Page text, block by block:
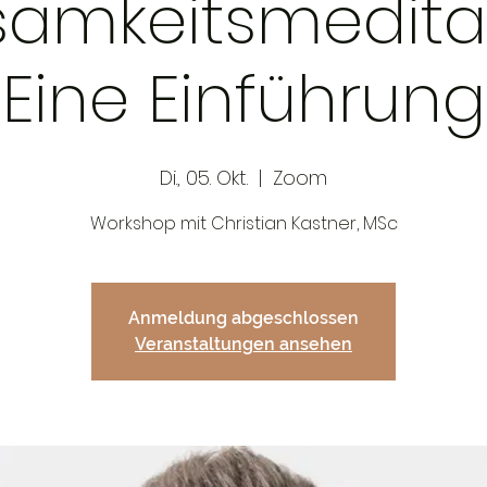
Eine Einführung
Di., 05. Okt.
  |
Zoom
Workshop mit Christian Kastner, MSc
Anmeldung abgeschlossen
Veranstaltungen ansehen